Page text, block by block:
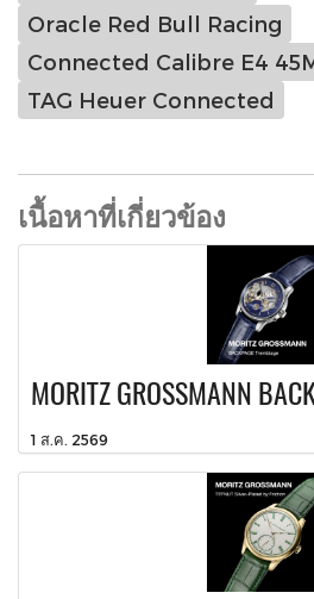
Oracle Red Bull Racing
Connected Calibre E4
TAG Heuer Connected
เนื้อหาที่เกี่ยวข้อง
MORITZ GROSSMANN
1 ส.ค. 2569